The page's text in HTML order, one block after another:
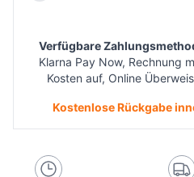
Verfügbare
Klarna Pay Now, Rechnung
Kosten auf, Online
Kostenlose Rückgabe